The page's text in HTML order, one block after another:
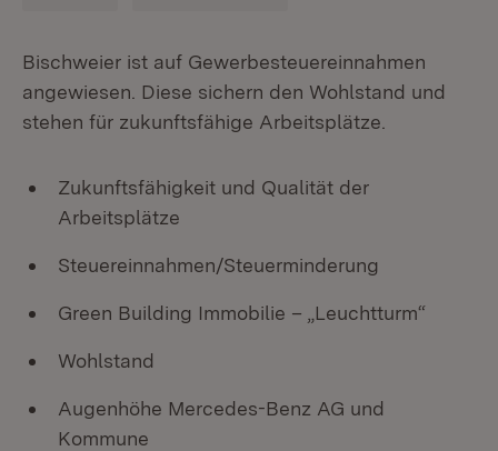
Bischweier ist auf Gewerbesteuereinnahmen
angewiesen. Diese sichern den Wohlstand und
stehen für zukunftsfähige Arbeitsplätze.
Zukunftsfähigkeit und Qualität der
Arbeitsplätze
Steuereinnahmen/Steuerminderung
Green Building Immobilie – „Leuchtturm“
Wohlstand
Augenhöhe Mercedes-Benz AG und
Kommune